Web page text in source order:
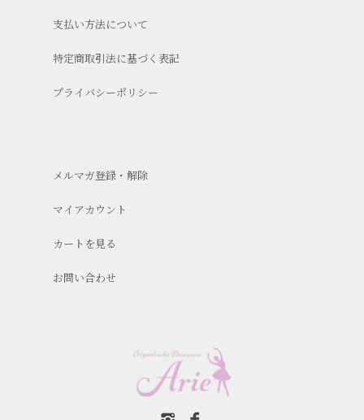
支払い方法について
特定商取引法に基づく表記
プライバシーポリシー
メルマガ登録・解除
マイアカウント
カートを見る
お問い合わせ